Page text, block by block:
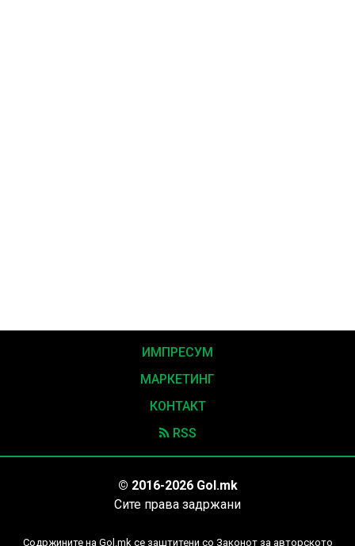
ИМПРЕСУМ
МАРКЕТИНГ
КОНТАКТ
RSS
© 2016-2026 Gol.mk
Сите права задржани
Содржините на Gol.mk се заштитени со Законот за авторското